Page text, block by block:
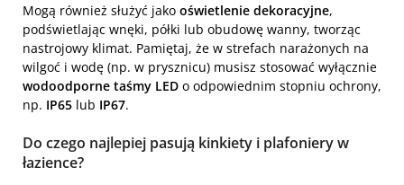
Mogą również służyć jako oświetlenie dekoracyjne,
podświetlając wnęki, półki lub obudowę wanny, tworząc
nastrojowy klimat. Pamiętaj, że w strefach narażonych na
wilgoć i wodę (np. w prysznicu) musisz stosować wyłącznie
wodoodporne taśmy LED o odpowiednim stopniu ochrony,
np. IP65 lub IP67.
Do czego najlepiej pasują kinkiety i plafoniery w
łazience?